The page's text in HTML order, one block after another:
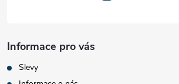
Informace pro vás
Slevy